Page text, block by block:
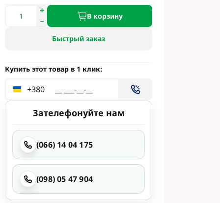
Сингента Под
Раундап
В корзину
Быстрый заказ
Купить этот товар в 1 клик:
+380
Зателефонуйте нам
(066) 14 04 175
(098) 05 47 904